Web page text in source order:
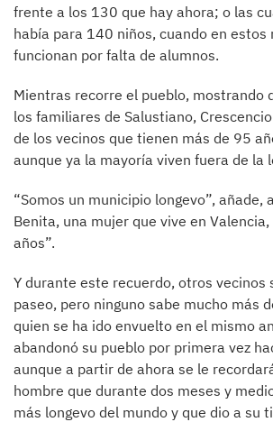
frente a los 130 que hay ahora; o las
había para 140 niños, cuando en estos
funcionan por falta de alumnos.
Mientras recorre el pueblo, mostrando
los familiares de Salustiano,
de los vecinos que tienen más de 95
aunque ya la mayoría viven fuera de la
“Somos un municipio longevo”, añade,
Benita, una mujer que vive en
años”.
Y durante este recuerdo, otros vecinos
paseo, pero ninguno sabe mucho más
quien se ha ido envuelto en el mismo
abandonó su pueblo por primera vez
aunque a partir de ahora se le
hombre que durante dos meses y
más longevo del mundo y que dio a su